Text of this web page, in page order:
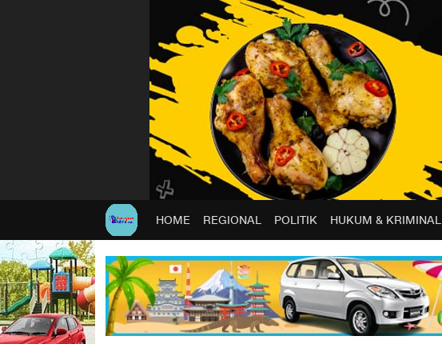
HOME REGIONAL POLITIK HUKUM & KRIMINAL